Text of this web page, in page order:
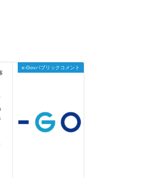
e-Govパブリックコメント